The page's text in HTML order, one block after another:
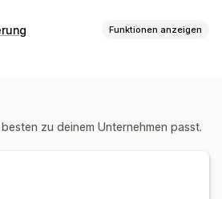
Funktionen anzeigen
zu deinem Unternehmen passt.